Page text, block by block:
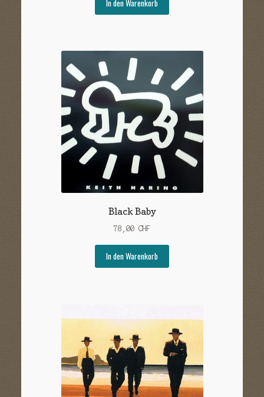
In den Warenkorb
Black Baby
78,00 CHF
In den Warenkorb